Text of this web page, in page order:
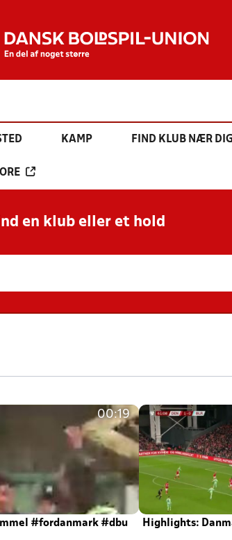
KAMP FIND KLUB NÆR DIG
en klub eller et hold
00:19
#fordanmark #dbu
Highlights: